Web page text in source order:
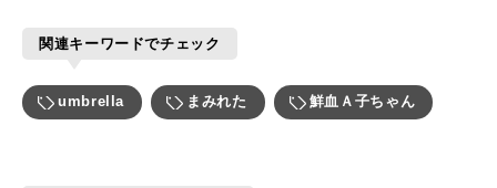
関連キーワードでチェック
umbrella まみれた 鮮血Ａ子ちゃん